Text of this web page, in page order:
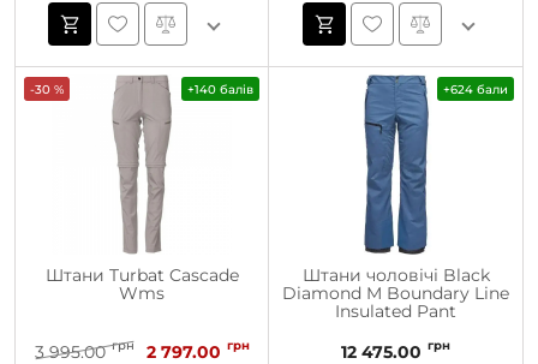
-30 % +140 балів
Штани Turbat Cascade
Wms
3 995.00 грн 2 797.00 грн
+624 бали
Штани чоловічі Black
Diamond M Boundary Line
Insulated Pant
12 475.00 грн